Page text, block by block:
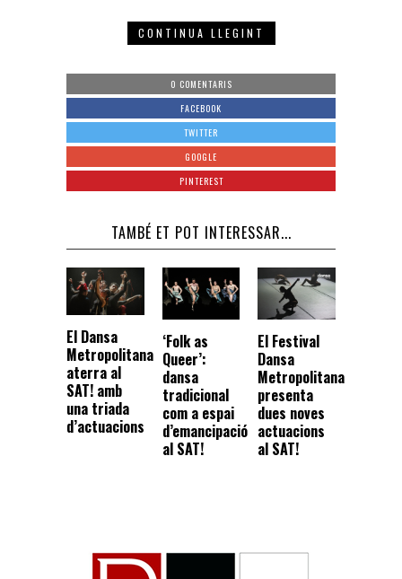
CONTINUA LLEGINT
0 COMENTARIS
FACEBOOK
TWITTER
GOOGLE
PINTEREST
TAMBÉ ET POT INTERESSAR...
El Dansa
Metropolitana
aterra al
SAT! amb
una triada
d’actuacions
‘Folk as
Queer’:
dansa
tradicional
com a espai
d’emancipació
al SAT!
El Festival
Dansa
Metropolitana
presenta
dues noves
actuacions
al SAT!